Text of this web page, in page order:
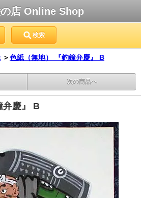
店 Online Shop
検索
＞色紙（無地） 『釣鐘弁慶』 B
次の商品へ
弁慶』 B